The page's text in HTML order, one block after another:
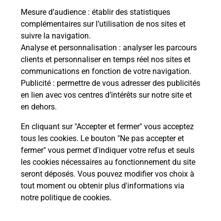
Mesure d’audience : établir des statistiques
complémentaires sur l’utilisation de nos sites et
suivre la navigation.
Analyse et personnalisation : analyser les parcours
clients et personnaliser en temps réel nos sites et
communications en fonction de votre navigation.
Publicité : permettre de vous adresser des publicités
en lien avec vos centres d’intérêts sur notre site et
en dehors.
En cliquant sur "Accepter et fermer" vous acceptez
tous les cookies. Le bouton "Ne pas accepter et
fermer" vous permet d'indiquer votre refus et seuls
les cookies nécessaires au fonctionnement du site
seront déposés. Vous pouvez modifier vos choix à
tout moment ou obtenir plus d'informations via
notre politique de cookies.
Boîte aux Lettres La Poste
Collecte du courrier aujourd'hui à 08h30
Le Bourg
19290 Saint Setiers
Le lien s'ouvre dans un nouvel onglet
Localiser Liste Boîtes aux lettres Corrèze Saint Setiers